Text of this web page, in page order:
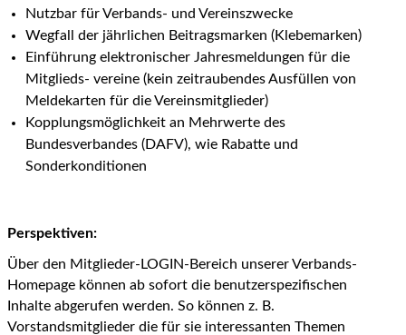
Nutzbar für Verbands- und Vereinszwecke
Wegfall der jährlichen Beitragsmarken (Klebemarken)
Einführung elektronischer Jahresmeldungen für die
Mitglieds- vereine (kein zeitraubendes Ausfüllen von
Meldekarten für die Vereinsmitglieder)
Kopplungsmöglichkeit an Mehrwerte des
Bundesverbandes (DAFV), wie Rabatte und
Sonderkonditionen
Perspektiven:
Über den Mitglieder-LOGIN-Bereich unserer Verbands-
Homepage können ab sofort die benutzerspezifischen
Inhalte abgerufen werden. So können z. B.
Vorstandsmitglieder die für sie interessanten Themen